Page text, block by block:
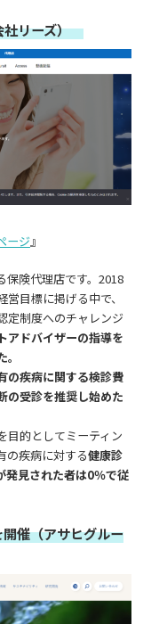
リーズ）
ージ』
保険代理店です。2018
目標に掲げる中で、
定制度へのチャレンジ
アドバイザーの指導を
の疾病に関する検診費
の受診を推奨し始めた
目的としてミーティン
の疾病に対する健康診
発見された者は0％で従
催（アサヒグルー